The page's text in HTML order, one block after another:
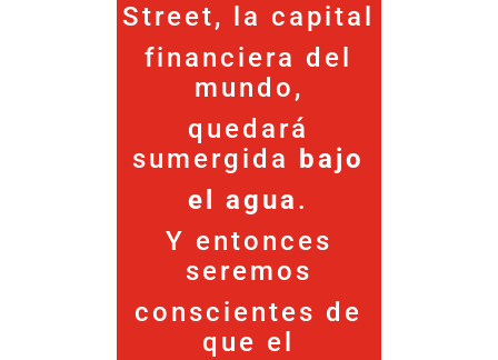
Street, la capital
financiera del
mundo,
quedará
sumergida
bajo
el agua.
Y entonces
seremos
conscientes de
que el